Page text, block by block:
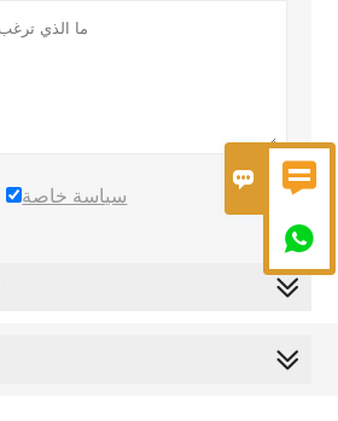
 

سياسة خاصة